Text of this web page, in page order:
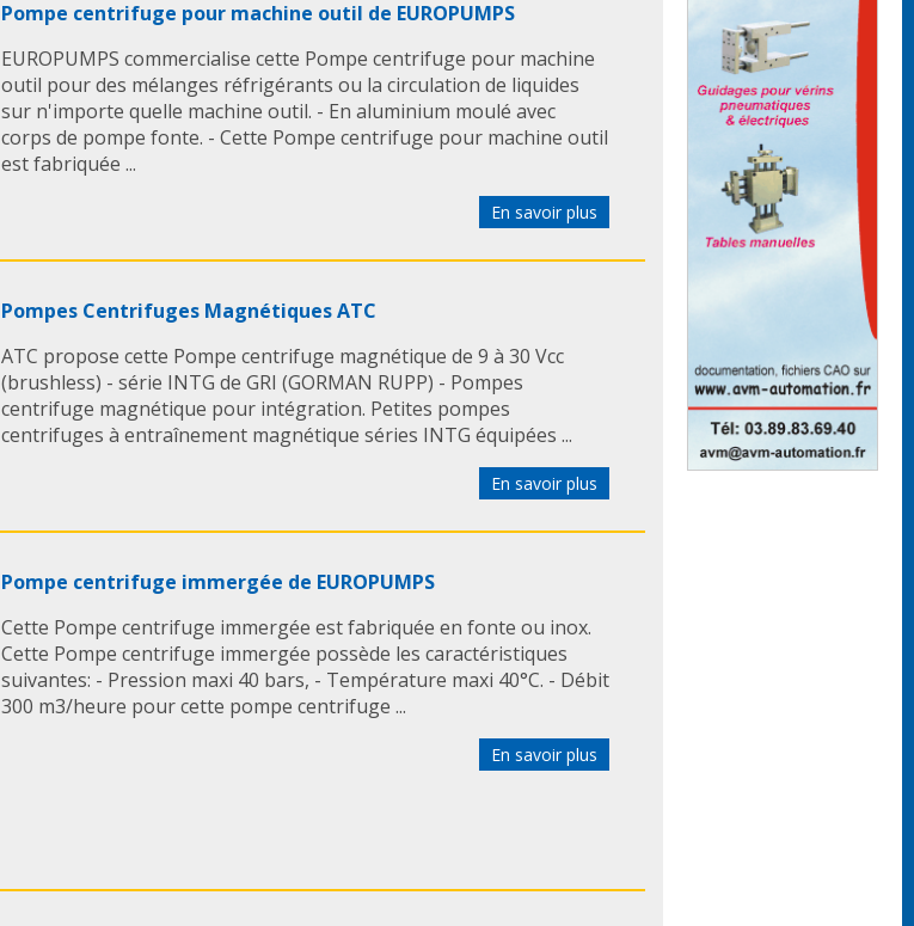
dispositif évite toute fuite de liquide lors de
entraîneur magnétique.
Egalement à l¹actif de la série MDM :
€ un fonctionnement selon le principe de
totale et la suppression des problèmes
bague conique de la capsule magnétique et la
butée du corps arrière est réduit grâce à la
puissance exceptionnelle des aimants à fort
champ magnétique conçus en terres rares
€ une grande modularité permettant à chaque
utilisateur d¹obtenir la pompe adéquate
turbine et capsule magnétique en ETFE ou PFA,
ou céramique d¹alumine haute pureté
et 3G).
Pompe centrifuge pour machine outil de EUROPUMPS
EUROPUMPS commercialise cette Pompe centrifuge pour machine
outil pour des mélanges réfrigérants ou la circulation de liquides
sur n'importe quelle machine outil. - En aluminium moulé avec
corps de pompe fonte. - Cette Pompe centrifuge pour machine outil
est fabriquée ...
En savoir plus
Pompes Centrifuges Magnétiques ATC
ATC propose cette Pompe centrifuge magnétique de 9 à 30 Vcc
(brushless) - série INTG de GRI (GORMAN RUPP) - Pompes
centrifuge magnétique pour intégration. Petites pompes
centrifuges à entraînement magnétique séries INTG équipées ...
En savoir plus
Pompe centrifuge immergée de EUROPUMPS
Cette Pompe centrifuge immergée est fabriquée en fonte ou inox.
Cette Pompe centrifuge immergée possède les caractéristiques
suivantes: - Pression maxi 40 bars, - Température maxi 40°C. - Débit
300 m3/heure pour cette pompe centrifuge ...
En savoir plus